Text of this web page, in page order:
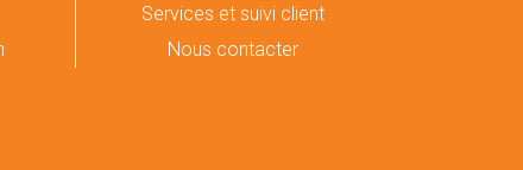
Services et suivi client
Nous contacter